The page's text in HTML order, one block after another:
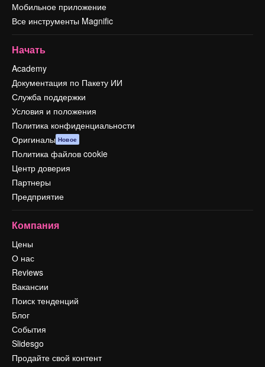
Мобильное приложение
Все инструменты Magnific
Начать
Academy
Документация по Пакету ИИ
Служба поддержки
Условия и положения
Политика конфиденциальности
Оригиналы Новое
Политика файлов cookie
Центр доверия
Партнеры
Предприятие
Компания
Цены
О нас
Reviews
Вакансии
Поиск тенденций
Блог
События
Slidesgo
Продайте свой контент